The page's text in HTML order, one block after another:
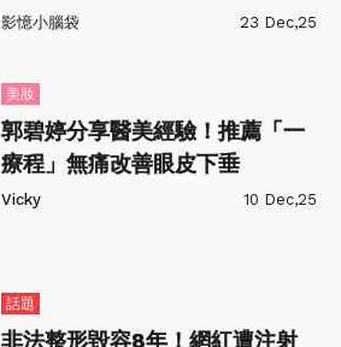
影憶小腦袋 23 Dec,25
美妝
郭碧婷分享醫美經驗！推薦「一
療程」無痛改善眼皮下垂
Vicky 10 Dec,25
話題
非法整形毀容8年！網紅遭注射